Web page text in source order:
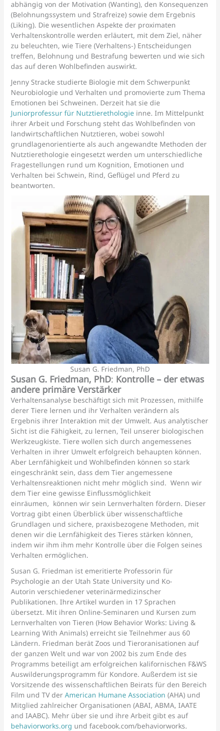
abhängig von der Motivation (Wanting), den Konsequenzen
(Belohnungssystem und Strafreize) sowie dem Ergebnis
(Liking). Die wesentlichen Aspekte der proximaten
Verhaltenskontrolle werden erläutert, mit dem Ziel, näher
zu beleuchten, wie Tiere (Verhaltens-) Entscheidungen
treffen, Belohnung und Bestrafung bewerten und wie sich
das auf deren Wohlbefinden auswirkt.
Jenny Stracke studierte Biologie mit dem Schwerpunkt
Neurobiologie und Verhalten und promovierte zum Thema
Emotionen bei Schweinen. Derzeit hat sie die
Juniorprofessur für Nutztierethologie inne. Im Mittelpunkt
ihrer Arbeit und Forschung steht das Wohlbefinden von
landwirtschaftlichen Nutztieren, wobei sowohl
grundlagenorientierte als auch angewandte Methoden der
Nutztierethologie eingesetzt werden um unterschiedliche
Fragestellungen rund um Kognition, Emotionen und
Verhalten bei Schwein, Rind, Geflügel und Pferd zu
beantworten.
Susan G. Friedman, PhD
Susan G. Friedman, PhD: Kontrolle – der etwas
andere primäre Verstärker
Verhaltensanalyse beschäftigt sich mit Prozessen, mithilfe
derer Tiere lernen und ihr Verhalten verändern als
Ergebnis ihrer Interaktion mit der Umwelt. Aus analytischer
Sicht ist die Fähigkeit, zu lernen, Teil unserer biologischen
Werkzeugkiste. Tiere wollen sich durch angemessenes
Verhalten in ihrer Umwelt erfolgreich behaupten können.
Aber Lernfähigkeit und Wohlbefinden können so stark
eingeschränkt sein, dass dem Tier angemessene
Verhaltensreaktionen nicht mehr möglich sind. Wenn wir
dem Tier eine gewisse Einflussmöglichkeit
einräumen, können wir sein Lernverhalten fördern. Dieser
Vortrag gibt einen Überblick über wissenschaftliche
Grundlagen und sichere, praxisbezogene Methoden, mit
denen wir die Lernfähigkeit des Tieres stärken können,
indem wir ihm ihm mehr Kontrolle über die Folgen seines
Verhalten ermöglichen.
Susan G. Friedman ist emeritierte Professorin für
Psychologie an der Utah State University und Ko-
Autorin verschiedener veterinärmedizinscher
Publikationen. Ihre Artikel wurden in 17 Sprachen
übersetzt. Mit ihren Online-Seminaren und Kursen zum
Lernverhalten von Tieren (How Behavior Works: Living &
Learning With Animals) erreicht sie Teilnehmer aus 60
Ländern. Friedman berät Zoos und Tieroranisationen auf
der ganzen Welt und war von 2002 bis zum Ende des
Programms beteiligt am erfolgreichen kalifornischen F&WS
Auswilderungsprogramm für Kondore. Außerdem ist sie
Vorsitzende des wissenschaftlichen Beirats für den Bereich
Film und TV derAmerican Humane Association (AHA) und
Mitglied zahlreicher Organisationen (ABAI, ABMA, IAATE
and IAABC). Mehr über sie und ihre Arbeit gibt es auf
behaviorworks.org und facebook.com/behaviorworks.